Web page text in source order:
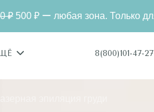
8(800)101-47-27
для новых клиентов.